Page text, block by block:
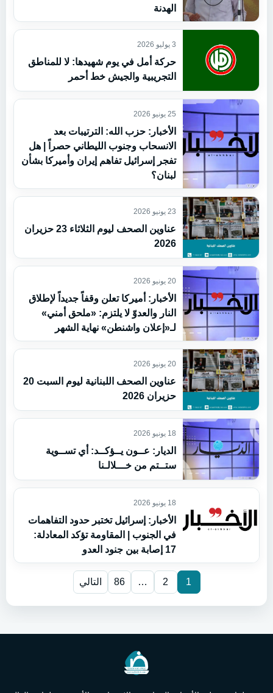
الهدنة
3 يوليو 2026
حركة أمل في يوم شهيدها: لا للمناطق
التجريبية والجيش خط أحمر
25 يونيو 2026
الأخبار: حزب الله: الترتيبات بعد
الانسحاب وجنوب الليطاني حصراً | هل
تفجر إسرائيل تفاهم إيران وأميركا بشأن
لبنان؟
23 يونيو 2026
عناوين الصحف ليوم الثلاثاء 23 حزيران
2026
20 يونيو 2026
الأخبار: أميركا تعلن وقفاً جديداً لإطلاق
النار والعدوّ لا يلتزم: «ملحق أمني»
لـ«إعلان واشنطن» نهاية الشهر
20 يونيو 2026
عناوين الصحف اللبنانية ليوم السبت 20
حزيران 2026
18 يونيو 2026
الديار: عــون يــؤكــد: أي تســوية
ستــتم من خـــلالـنا
18 يونيو 2026
الأخبار: إسرائيل تختبر حدود التفاهمات
في الجنوب | المقاومة تؤكد المعادلة:
17 إصابة بين جنود العدو
1
2
…
86 التالي